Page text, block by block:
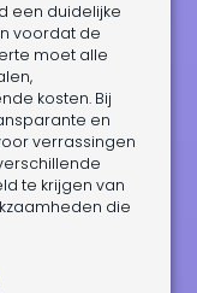
een duidelijke
voordat de
moet alle
kosten. Bij
en
verrassingen
te krijgen van
die